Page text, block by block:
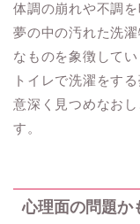
体調の崩れや不調
夢の中の汚れた洗
なものを象徴してい
トイレで洗濯をす
意深く見つめなお
す。
心理面の問題か